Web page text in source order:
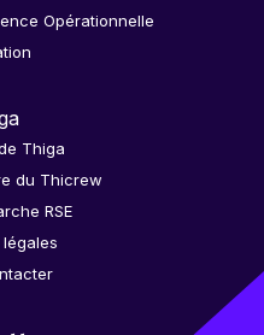
Opérationnelle
Thiga
du Thicrew
RSE